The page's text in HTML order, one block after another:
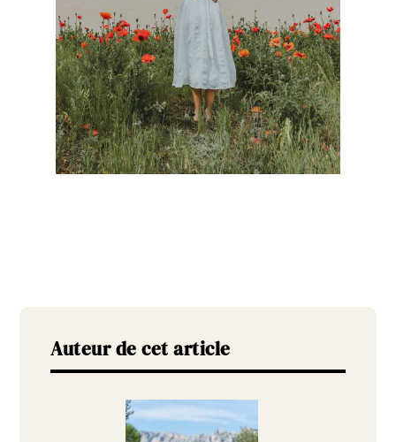
Auteur de cet article